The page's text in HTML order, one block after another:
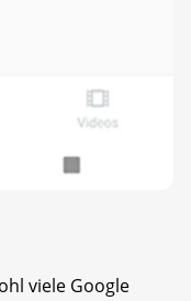
viele Google